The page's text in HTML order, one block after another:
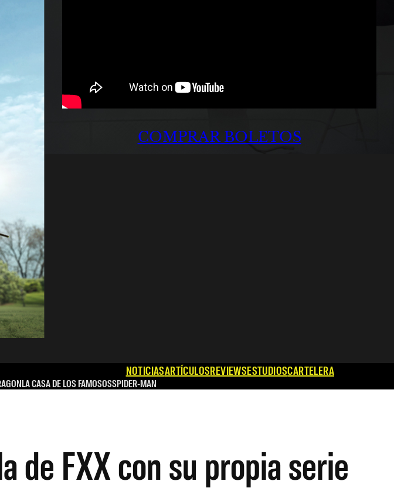
COMPRAR BOLETOS
NOTICIASARTÍCULOSREVIEWSESTUDIOSCARTELERA
LA CASA DE LOS FAMOSOSSPIDER-MAN
de FXX con su propia serie